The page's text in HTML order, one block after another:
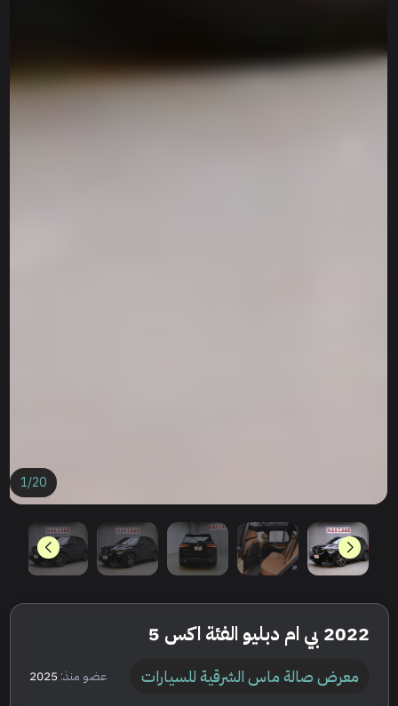
1/20
2022 بي ام دبليو الفئة اكس 5
معرض صالة ماس الشرقية للسيارات عضو منذ:2025